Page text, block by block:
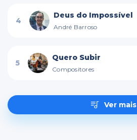
4
Deus do Impossível
André Barroso
5
Quero Subir
Compositores
Ver mais